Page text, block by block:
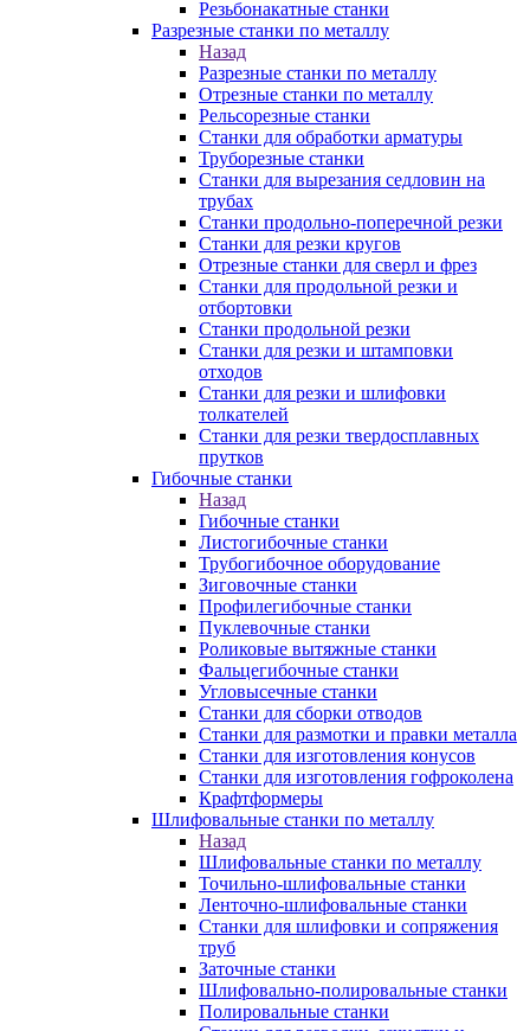
Резьбонакатные станки
Разрезные станки по металлу
Назад
Разрезные станки по металлу
Отрезные станки по металлу
Рельсорезные станки
Станки для обработки арматуры
Труборезные станки
Станки для вырезания седловин на
трубаx
Станки продольно-поперечной резки
Станки для резки кругов
Отрезные станки для сверл и фрез
Станки для продольной резки и
отбортовки
Станки продольной резки
Станки для резки и штамповки
отходов
Станки для резки и шлифовки
толкателей
Станки для резки твердосплавных
прутков
Гибочные станки
Назад
Гибочные станки
Листогибочные станки
Трубогибочное оборудование
Зиговочные станки
Профилегибочные станки
Пуклевочные станки
Роликовые вытяжные станки
Фальцегибочные станки
Угловысечные станки
Станки для сборки отводов
Станки для размотки и правки металла
Станки для изготовления конусов
Станки для изготовления гофроколена
Крафтформеры
Шлифовальные станки по металлу
Назад
Шлифовальные станки по металлу
Точильно-шлифовальные станки
Ленточно-шлифовальные станки
Станки для шлифовки и сопряжения
труб
Заточные станки
Шлифовально-полировальные станки
Полировальные станки